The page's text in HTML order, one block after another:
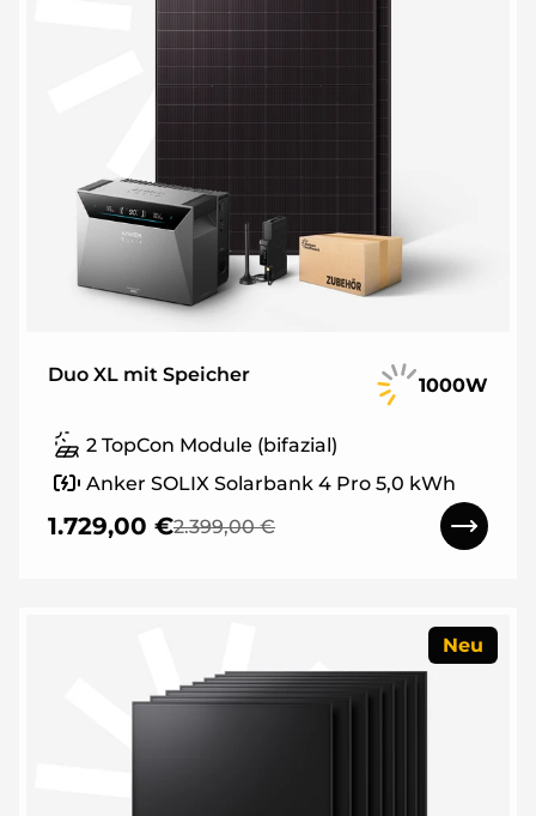
Duo XL mit Speicher 1000W
2 TopCon Module (bifazial)
Anker SOLIX Solarbank 4 Pro 5,0 kWh
1.729,00 €2.399,00 €
Neu